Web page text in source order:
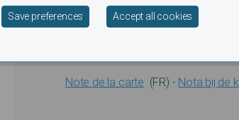
Note de la carte (FR) - Nota bij de
Save preferences Accept all cookies